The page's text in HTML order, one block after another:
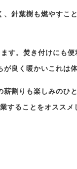
針葉樹も燃やすこ
す。焚き付けにも
良く暖かいこれは
薪割りも楽しみの
することをオススメ